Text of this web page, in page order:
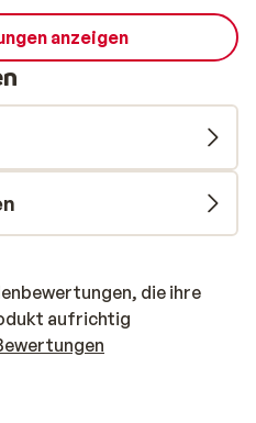
anzeigen
die ihre
aufrichtig